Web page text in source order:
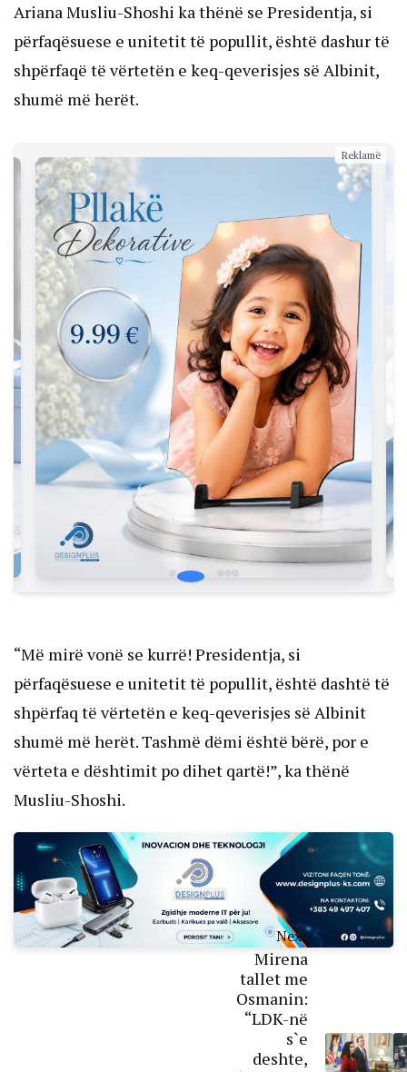
Ariana Musliu-Shoshi ka thënë se Presidentja, si
përfaqësuese e unitetit të popullit, është dashur të
shpërfaqë të vërtetën e keq-qeverisjes së Albinit,
shumë më herët.
Reklamë
“Më mirë vonë se kurrë! Presidentja, si
përfaqësuese e unitetit të popullit, është dashtë të
shpërfaq të vërtetën e keq-qeverisjes së Albinit
shumë më herët. Tashmë dëmi është bërë, por e
vërteta e dështimit po dihet qartë!”, ka thënë
Musliu-Shoshi.
Next
Mirena
tallet me
Osmanin:
“LDK-në
s`e
deshte,